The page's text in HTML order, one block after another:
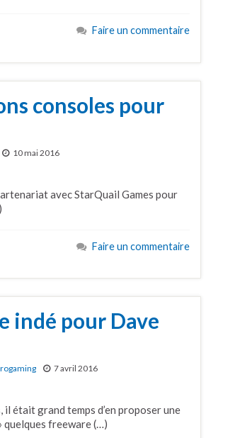
Faire un commentaire
consoles pour
10 mai 2016
avec StarQuail Games pour
Faire un commentaire
indé pour Dave
7 avril 2016
était grand temps d’en proposer une
quelques freeware (…)